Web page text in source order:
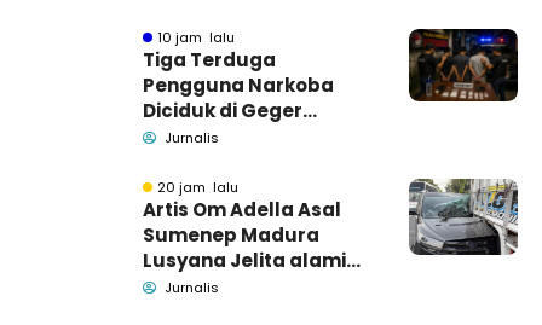
10 jam lalu
Tiga Terduga
Pengguna Narkoba
Diciduk di Geger
Bangkalan, Polisi Masih
Barang Bukti
Jurnalis
20 jam lalu
Artis Om Adella Asal
Sumenep Madura
Lusyana Jelita alami
kecelakaan di Wonogiri
Jurnalis